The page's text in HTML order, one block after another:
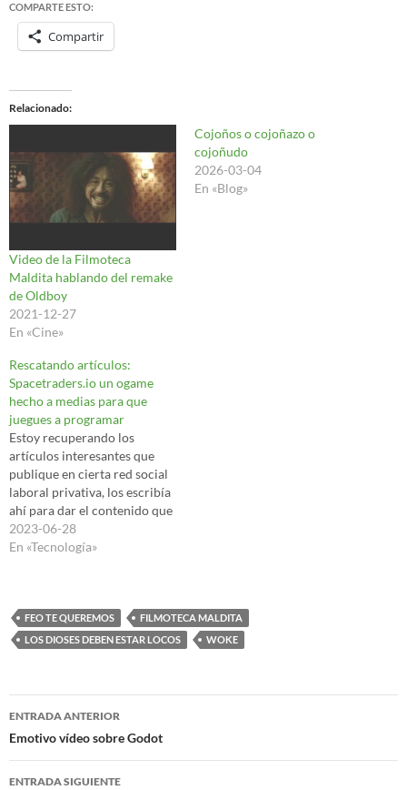
COMPARTE ESTO:
Compartir
Relacionado
Video de la Filmoteca
Maldita hablando del remake
de Oldboy
2021-12-27
En «Cine»
Cojoños o cojoñazo o
cojoñudo
2026-03-04
En «Blog»
Rescatando artículos:
Spacetraders.io un ogame
hecho a medias para que
juegues a programar
Estoy recuperando los
artículos interesantes que
publique en cierta red social
laboral privativa, los escribía
ahí para dar el contenido que
le falta...porque hasta los
cojones de artículos de
aunque tengo que reconocer
que me siento como un
2023-06-28
En «Tecnología»
FEO TE QUEREMOS
FILMOTECA MALDITA
LOS DIOSES DEBEN ESTAR LOCOS
WOKE
Navegación
de
entradas
ENTRADA ANTERIOR
Emotivo vídeo sobre Godot
ENTRADA SIGUIENTE